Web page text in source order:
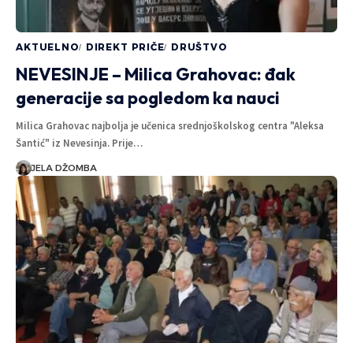
AKTUELNO DIREKT PRIČE DRUŠTVO
NEVESINJE – Milica Grahovac: đak
generacije sa pogledom ka nauci
Milica Grahovac najbolja je učenica srednjoškolskog centra "Aleksa
Šantić" iz Nevesinja. Prije…
JELA DŽOMBA